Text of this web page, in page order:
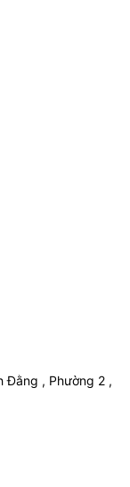
Đằng , Phường 2 ,